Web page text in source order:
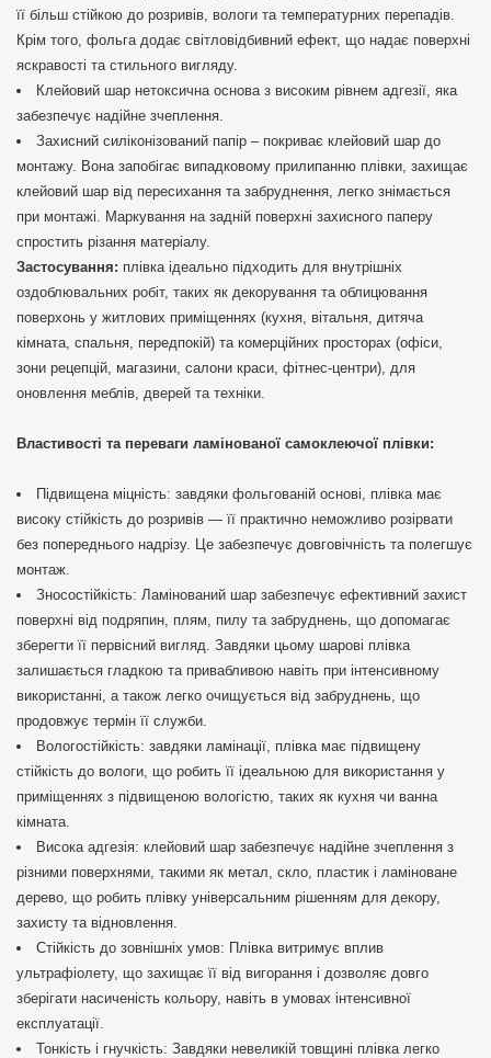
її більш стійкою до розривів, вологи та температурних перепадів.
Крім того, фольга додає світловідбивний ефект, що надає поверхні
яскравості та стильного вигляду.
Клейовий шар нетоксична основа з високим рівнем адгезії, яка
забезпечує надійне зчеплення.
Захисний силіконізований папір – покриває клейовий шар до
монтажу. Вона запобігає випадковому прилипанню плівки, захищає
клейовий шар від пересихання та забруднення, легко знімається
при монтажі. Маркування на задній поверхні захисного паперу
спростить різання матеріалу.
Застосування: плівка ідеально підходить для внутрішніх
оздоблювальних робіт, таких як декорування та облицювання
поверхонь у житлових приміщеннях (кухня, вітальня, дитяча
кімната, спальня, передпокій) та комерційних просторах (офіси,
зони рецепцій, магазини, салони краси, фітнес-центри), для
оновлення меблів, дверей та техніки.
Властивості та переваги ламінованої самоклеючої плівки:
Підвищена міцність: завдяки фольгованій основі, плівка має
високу стійкість до розривів — її практично неможливо розірвати
без попереднього надрізу. Це забезпечує довговічність та полегшує
монтаж.
Зносостійкість: Ламінований шар забезпечує ефективний захист
поверхні від подряпин, плям, пилу та забруднень, що допомагає
зберегти її первісний вигляд. Завдяки цьому шарові плівка
залишається гладкою та привабливою навіть при інтенсивному
використанні, а також легко очищується від забруднень, що
продовжує термін її служби.
Вологостійкість: завдяки ламінації, плівка має підвищену
стійкість до вологи, що робить її ідеальною для використання у
приміщеннях з підвищеною вологістю, таких як кухня чи ванна
кімната.
Висока адгезія: клейовий шар забезпечує надійне зчеплення з
різними поверхнями, такими як метал, скло, пластик і ламіноване
дерево, що робить плівку універсальним рішенням для декору,
захисту та відновлення.
Стійкість до зовнішніх умов: Плівка витримує вплив
ультрафіолету, що захищає її від вигорання і дозволяє довго
зберігати насиченість кольору, навіть в умовах інтенсивної
експлуатації.
Тонкість і гнучкість: Завдяки невеликій товщині плівка легко